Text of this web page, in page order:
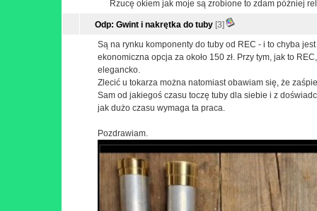
Rzucę okiem jak moje są zrobione to zdam później
Odp: Gwint i nakrętka do tuby [3]
Są na rynku komponenty do tuby od REC - i to chyba
ekonomiczna opcja za około 150 zł. Przy tym, jak to
elegancko.
Zlecić u tokarza można natomiast obawiam się, że
Sam od jakiegoś czasu toczę tuby dla siebie i z
jak dużo czasu wymaga ta praca.
Pozdrawiam.